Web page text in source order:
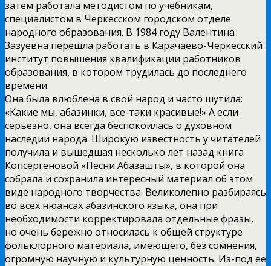
затем работала методистом по учебникам,
специалистом в Черкесском городском отделе
народного образования. В 1984 году Валентина
Зазуевна перешла работать в Карачаево-Черкесский
институт повышения квалификации работников
образования, в котором трудилась до последнего
времени.
Она была влюблена в свой народ и часто шутила:
«Какие мы, абазинки, все-таки красивые!» А если
серьезно, она всегда беспокоилась о духовном
наследии народа. Широкую известность у читателей
получила и вышедшая несколько лет назад книга
Копсергеновой «Песни Абазашты», в которой она
собрала и сохранила интересный материал об этом
виде народного творчества. Великолепно разбираясь
во всех нюансах абазинского языка, она при
необходимости корректировала отдельные фразы,
но очень бережно относилась к общей структуре
фольклорного материала, имеющего, без сомнения,
огромную научную и культурную ценность. Из-под ее